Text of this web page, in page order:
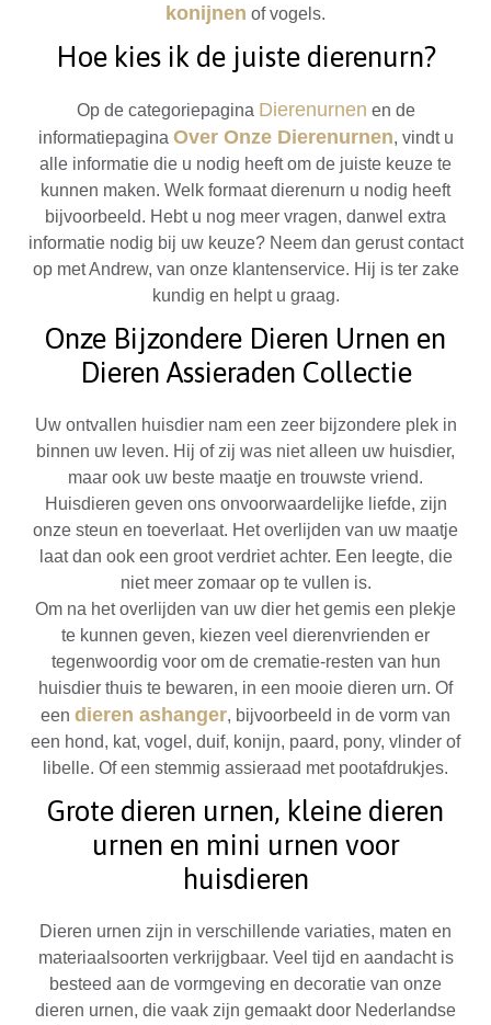
konijnen of vogels.
Hoe kies ik de juiste dierenurn?
Op de categoriepagina Dierenurnen en de
informatiepagina Over Onze Dierenurnen, vindt u
alle informatie die u nodig heeft om de juiste keuze te
kunnen maken. Welk formaat dierenurn u nodig heeft
bijvoorbeeld. Hebt u nog meer vragen, danwel extra
informatie nodig bij uw keuze? Neem dan gerust contact
op met Andrew, van onze klantenservice. Hij is ter zake
kundig en helpt u graag.
Onze Bijzondere Dieren Urnen en
Dieren Assieraden Collectie
Uw ontvallen huisdier nam een zeer bijzondere plek in
binnen uw leven. Hij of zij was niet alleen uw huisdier,
maar ook uw beste maatje en trouwste vriend.
Huisdieren geven ons onvoorwaardelijke liefde, zijn
onze steun en toeverlaat. Het overlijden van uw maatje
laat dan ook een groot verdriet achter. Een leegte, die
niet meer zomaar op te vullen is.
Om na het overlijden van uw dier het gemis een plekje
te kunnen geven, kiezen veel dierenvrienden er
tegenwoordig voor om de crematie-resten van hun
huisdier thuis te bewaren, in een mooie dieren urn. Of
een dieren ashanger, bijvoorbeeld in de vorm van
een hond, kat, vogel, duif, konijn, paard, pony, vlinder of
libelle. Of een stemmig assieraad met pootafdrukjes.
Grote dieren urnen, kleine dieren
urnen en mini urnen voor
huisdieren
Dieren urnen zijn in verschillende variaties, maten en
materiaalsoorten verkrijgbaar. Veel tijd en aandacht is
besteed aan de vormgeving en decoratie van onze
dieren urnen, die vaak zijn gemaakt door Nederlandse